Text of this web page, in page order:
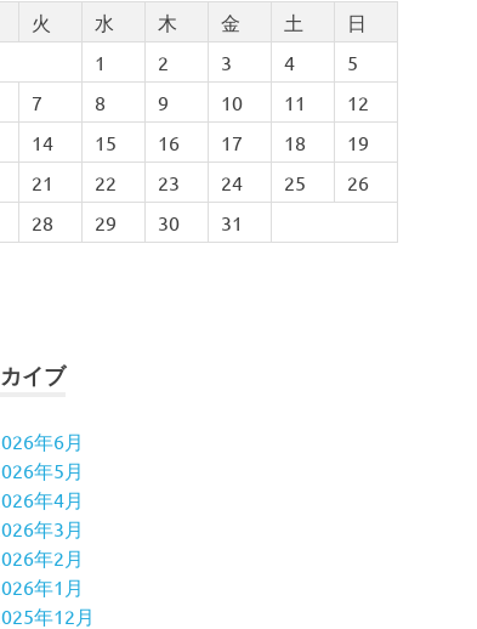
火 水 木 金 土
日
1
2 3 4
5
7 8 9 10 11
12
14 15 16 17 18
19
21 22 23 24 25
26
28 29 30 31
イブ
年6月
年5月
年4月
年3月
年2月
年1月
年12月